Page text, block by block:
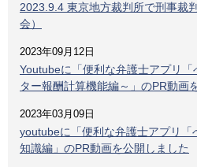
2023.9.4 東京地方裁判所で刑事裁
会）
2023年09月12日
Youtubeに「便利な弁護士アプリ
ター報酬計算機能編～」のPR動画
2023年03月09日
youtubeに「便利な弁護士アプリ「
知識編」のPR動画を公開しました